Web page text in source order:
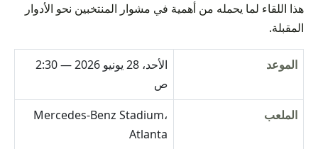
هذا اللقاء لما يحمله من أهمية في مشوار المنتخبين نحو الأدوار
المقبلة.
الموعد
الأحد، 28 يونيو 2026 — 2:30
ص
الملعب
Mercedes-Benz Stadium،
Atlanta